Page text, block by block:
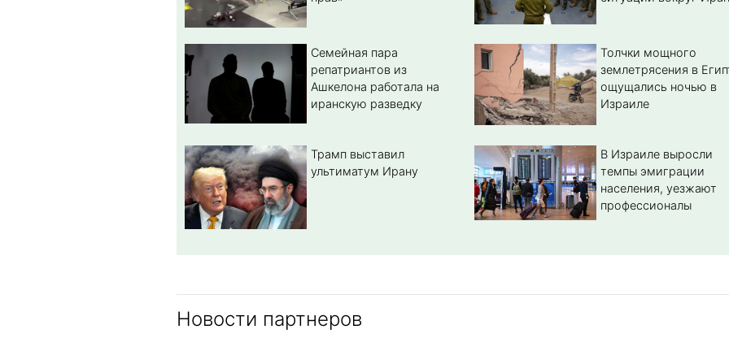
Семейная пара
репатриантов из
Ашкелона работала на
иранскую разведку
Толчки мощного
землетрясения в
ощущались ночью в
Израиле
Трамп выставил
ультиматум Ирану
В Израиле выросли
темпы эмиграции
населения, уезжают
профессионалы
Новости партнеров